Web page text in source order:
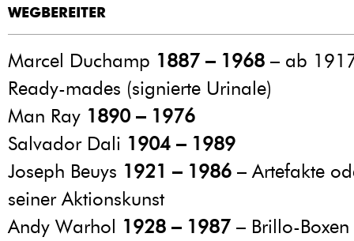
WEGBEREITER
Marcel Duchamp 1887 – 1968 – ab
Ready-mades (signierte Urinale)
Man Ray 1890 – 1976
Salvador Dali 1904 – 1989
Joseph Beuys 1921 – 1986 – Artefakte
seiner Aktionskunst
Andy Warhol 1928 – 1987 – Brillo-Boxen